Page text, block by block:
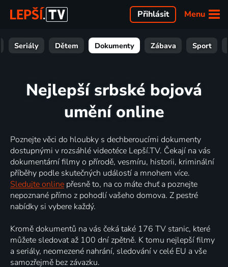
Menu
Přihlásit
Seriály Dětem Dokumenty Zábava Sport
Nejlepší srbské bojová
umění online
Poznejte věci do hloubky s dechberoucími dokumenty
dostupnými v rozsáhlé videotéce Lepší.TV. Čekají na vás
dokumentární filmy o přírodě, vesmíru, historii, kriminální
příběhy podle skutečných událostí a mnohem více.
Sledujte online přesně to, na co máte chuť a poznejte
nepoznané přímo z pohodlí vašeho domova. Z pestré
nabídky si vybere každý.
Kromě dokumentů na vás čeká také 176 TV stanic, které
můžete sledovat až 100 dní zpětně. K tomu nejlepší filmy
a seriály, neomezené nahrání, sledování v celé EU a vše
samozřejmě bez závazku.